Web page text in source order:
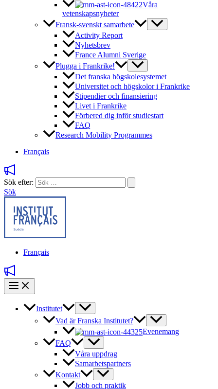
Våra
vetenskapsnyheter
Fransk-svenskt samarbete
Activity Report
Nyhetsbrev
France Alumni Sverige
Plugga i Frankrike!
Det franska högskolesystemet
Universitet och högskolor i Frankrike
Stipendier och finansiering
Livet i Frankrike
Förbered dig inför studiestart
FAQ
Research Mobility Programmes
Français
Sök efter:
Sök
Français
Institutet
Vad är Franska Institutet?
Evenemang
FAQ
Våra uppdrag
Samarbetspartners
Kontakt
Jobb och praktik